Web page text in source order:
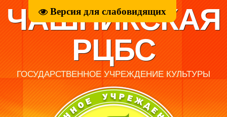
Версия для слабовидящих
ЧАШНИКСКАЯ
РЦБС
ГОСУДАРСТВЕННОЕ УЧРЕЖДЕНИЕ КУЛЬТУРЫ